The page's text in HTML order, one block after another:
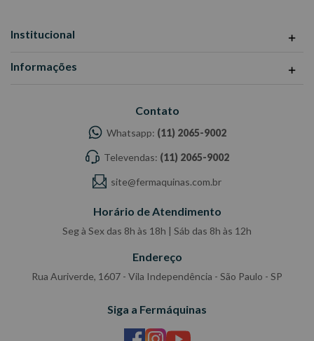
Institucional
Informações
Contato
Whatsapp: (11) 2065-9002
Televendas: (11) 2065-9002
site@fermaquinas.com.br
Horário de Atendimento
Seg à Sex das 8h às 18h | Sáb das 8h às 12h
Endereço
Rua Auriverde, 1607 - Vila Independência - São Paulo - SP
Siga a Fermáquinas